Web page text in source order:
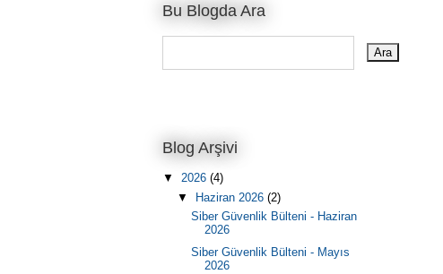
Bu Blogda Ara
Blog Arşivi
▼ 2026 (4)
▼
Haziran 2026 (2)
Siber Güvenlik Bülteni - Haziran
2026
Siber Güvenlik Bülteni - Mayıs
2026